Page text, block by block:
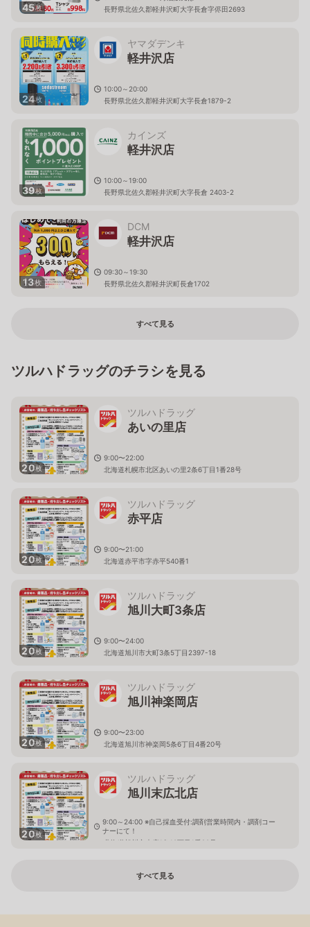
45枚
長野県北佐久郡軽井沢町大字長倉字侭田2693
24枚
ヤマダデンキ
軽井沢店
10:00～20:00
長野県北佐久郡軽井沢町大字長倉1879-2
39枚
カインズ
軽井沢店
10:00～19:00
長野県北佐久郡軽井沢町大字長倉 2403-2
13枚
DCM
軽井沢店
09:30～19:30
長野県北佐久郡軽井沢町長倉1702
すべて見る
ツルハドラッグのチラシを見る
20枚
ツルハドラッグ
あいの里店
9:00〜22:00
北海道札幌市北区あいの里2条6丁目1番28号
20枚
ツルハドラッグ
赤平店
9:00〜21:00
北海道赤平市字赤平540番1
20枚
ツルハドラッグ
旭川大町3条店
9:00〜24:00
北海道旭川市大町3条5丁目2397-18
20枚
ツルハドラッグ
旭川神楽岡店
9:00〜23:00
北海道旭川市神楽岡5条6丁目4番20号
20枚
ツルハドラッグ
旭川末広北店
9:00～24:00 ※自己採血受付:調剤営業時間内・調剤コー
ナーにて！
北海道旭川市末広1条10丁目1番20号
すべて見る